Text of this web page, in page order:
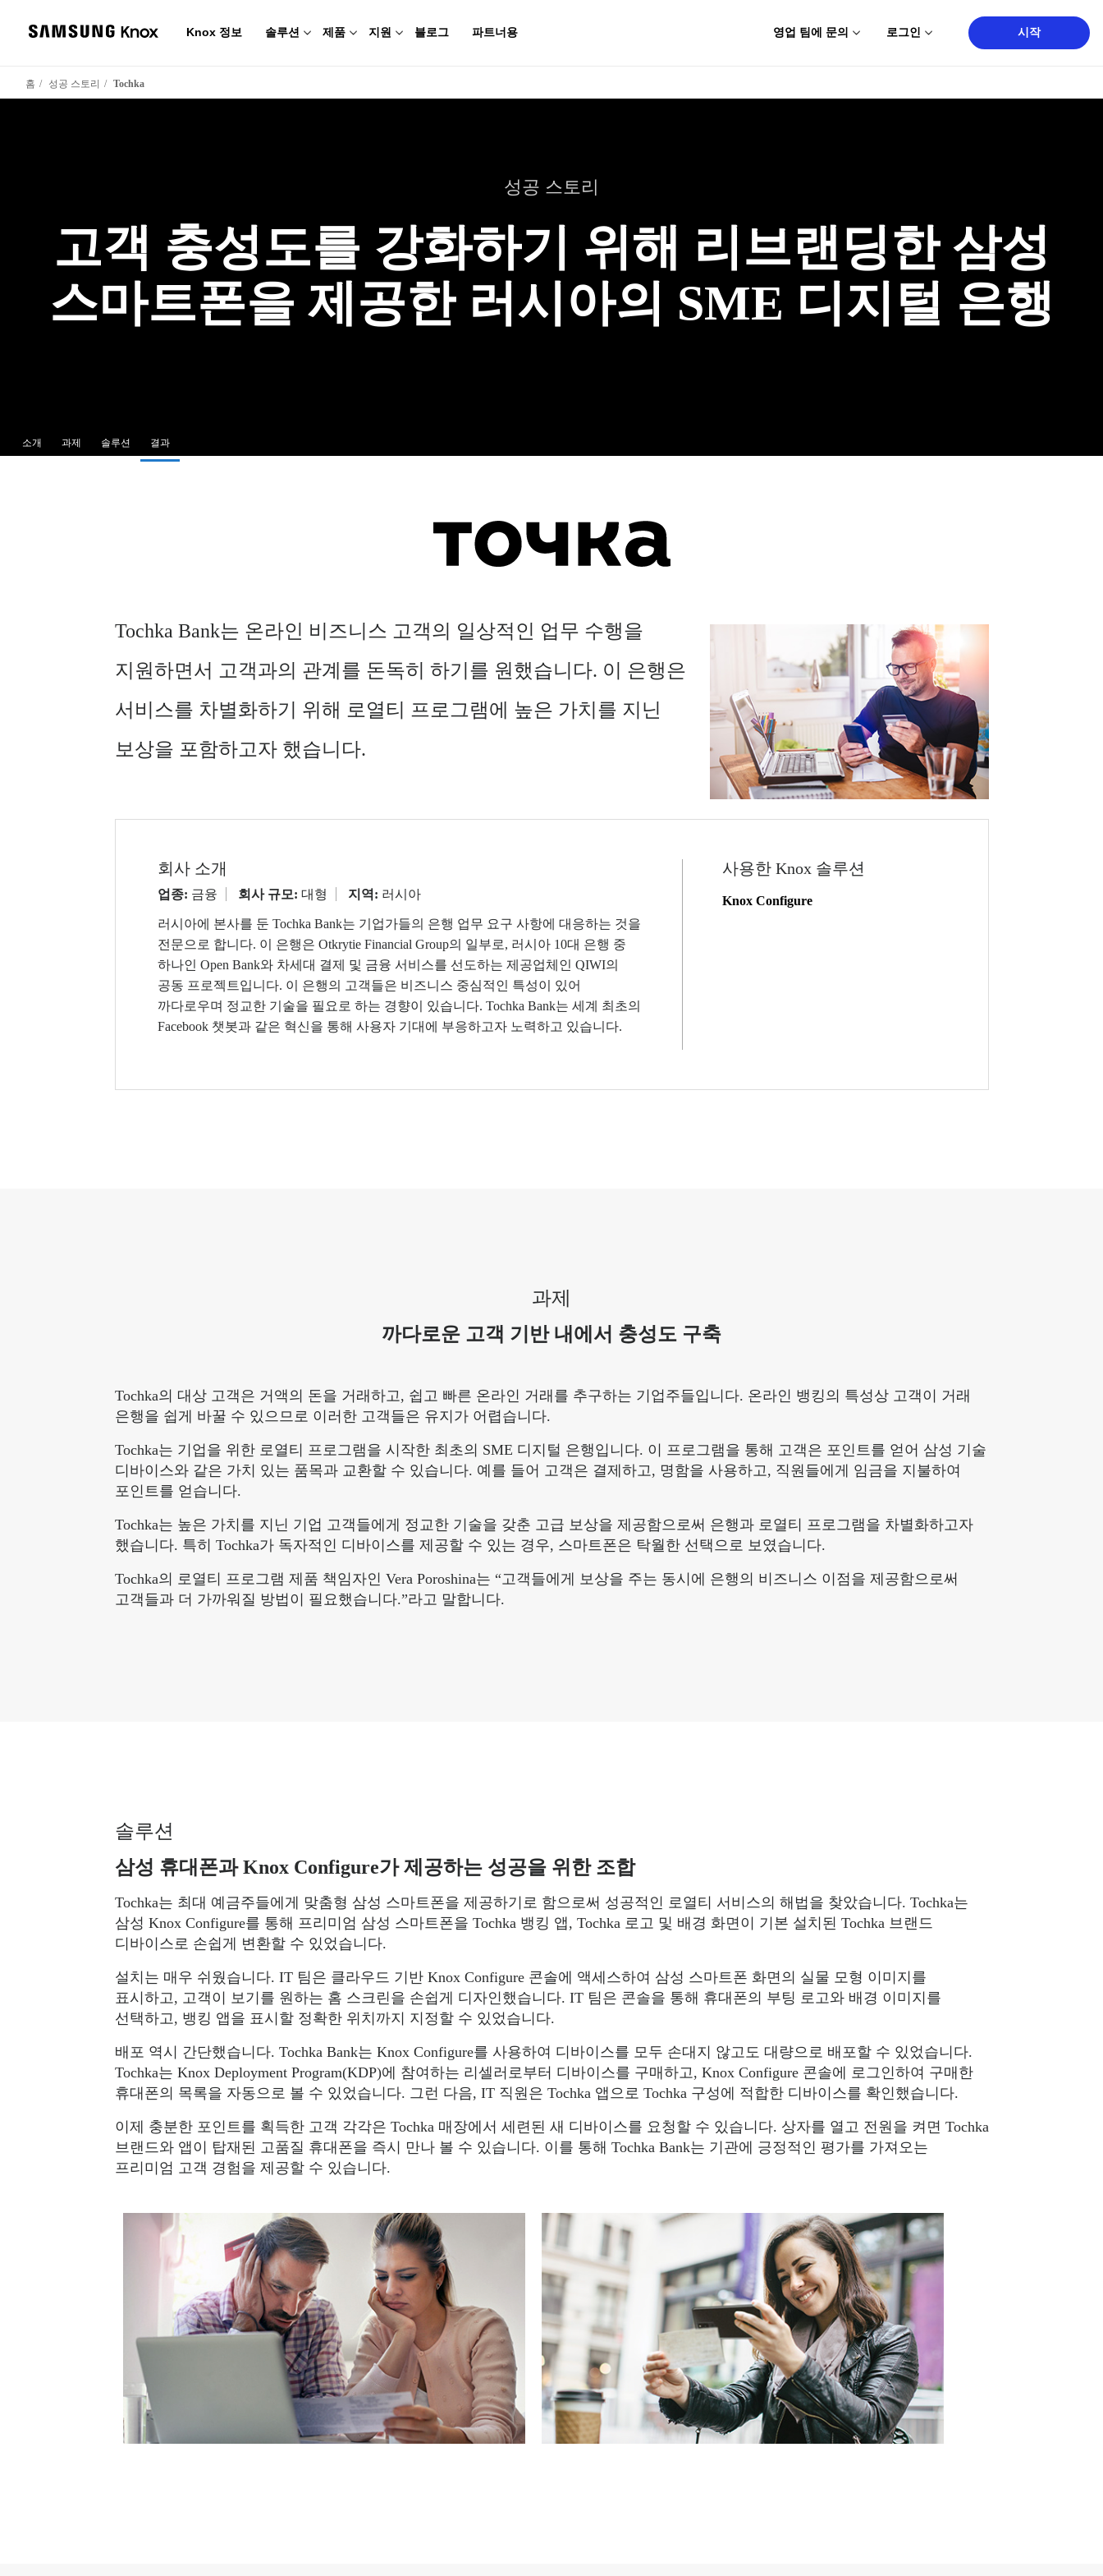
시작
Knox 정보 솔루션 제품 지원 블로그 파트너용 영업 팀에 문의 로그인
홈 성공 스토리 Tochka
성공 스토리
고객 충성도를 강화하기 위해 리브랜딩한 삼성
스마트폰을 제공한 러시아의 SME 디지털 은행
소개 과제 솔루션 결과
Tochka Bank는 온라인 비즈니스 고객의 일상적인 업무 수행을
지원하면서 고객과의 관계를 돈독히 하기를 원했습니다. 이 은행은
서비스를 차별화하기 위해 로열티 프로그램에 높은 가치를 지닌
보상을 포함하고자 했습니다.
회사 소개
업종: 금융 회사 규모: 대형 지역: 러시아
러시아에 본사를 둔 Tochka Bank는 기업가들의 은행 업무 요구 사항에 대응하는 것을
전문으로 합니다. 이 은행은 Otkrytie Financial Group의 일부로, 러시아 10대 은행 중
하나인 Open Bank와 차세대 결제 및 금융 서비스를 선도하는 제공업체인 QIWI의
공동 프로젝트입니다. 이 은행의 고객들은 비즈니스 중심적인 특성이 있어
까다로우며 정교한 기술을 필요로 하는 경향이 있습니다. Tochka Bank는 세계 최초의
Facebook 챗봇과 같은 혁신을 통해 사용자 기대에 부응하고자 노력하고 있습니다.
사용한 Knox 솔루션
Knox Configure
과제
까다로운 고객 기반 내에서 충성도 구축
Tochka의 대상 고객은 거액의 돈을 거래하고, 쉽고 빠른 온라인 거래를 추구하는 기업주들입니다. 온라인 뱅킹의 특성상 고객이 거래
은행을 쉽게 바꿀 수 있으므로 이러한 고객들은 유지가 어렵습니다.
Tochka는 기업을 위한 로열티 프로그램을 시작한 최초의 SME 디지털 은행입니다. 이 프로그램을 통해 고객은 포인트를 얻어 삼성 기술
디바이스와 같은 가치 있는 품목과 교환할 수 있습니다. 예를 들어 고객은 결제하고, 명함을 사용하고, 직원들에게 임금을 지불하여
포인트를 얻습니다.
Tochka는 높은 가치를 지닌 기업 고객들에게 정교한 기술을 갖춘 고급 보상을 제공함으로써 은행과 로열티 프로그램을 차별화하고자
했습니다. 특히 Tochka가 독자적인 디바이스를 제공할 수 있는 경우, 스마트폰은 탁월한 선택으로 보였습니다.
Tochka의 로열티 프로그램 제품 책임자인 Vera Poroshina는 “고객들에게 보상을 주는 동시에 은행의 비즈니스 이점을 제공함으로써
고객들과 더 가까워질 방법이 필요했습니다.”라고 말합니다.
솔루션
삼성 휴대폰과 Knox Configure가 제공하는 성공을 위한 조합
Tochka는 최대 예금주들에게 맞춤형 삼성 스마트폰을 제공하기로 함으로써 성공적인 로열티 서비스의 해법을 찾았습니다. Tochka는
삼성 Knox Configure를 통해 프리미엄 삼성 스마트폰을 Tochka 뱅킹 앱, Tochka 로고 및 배경 화면이 기본 설치된 Tochka 브랜드
디바이스로 손쉽게 변환할 수 있었습니다.
설치는 매우 쉬웠습니다. IT 팀은 클라우드 기반 Knox Configure 콘솔에 액세스하여 삼성 스마트폰 화면의 실물 모형 이미지를
표시하고, 고객이 보기를 원하는 홈 스크린을 손쉽게 디자인했습니다. IT 팀은 콘솔을 통해 휴대폰의 부팅 로고와 배경 이미지를
선택하고, 뱅킹 앱을 표시할 정확한 위치까지 지정할 수 있었습니다.
배포 역시 간단했습니다. Tochka Bank는 Knox Configure를 사용하여 디바이스를 모두 손대지 않고도 대량으로 배포할 수 있었습니다.
Tochka는 Knox Deployment Program(KDP)에 참여하는 리셀러로부터 디바이스를 구매하고, Knox Configure 콘솔에 로그인하여 구매한
휴대폰의 목록을 자동으로 볼 수 있었습니다. 그런 다음, IT 직원은 Tochka 앱으로 Tochka 구성에 적합한 디바이스를 확인했습니다.
이제 충분한 포인트를 획득한 고객 각각은 Tochka 매장에서 세련된 새 디바이스를 요청할 수 있습니다. 상자를 열고 전원을 켜면 Tochka
브랜드와 앱이 탑재된 고품질 휴대폰을 즉시 만나 볼 수 있습니다. 이를 통해 Tochka Bank는 기관에 긍정적인 평가를 가져오는
프리미엄 고객 경험을 제공할 수 있습니다.